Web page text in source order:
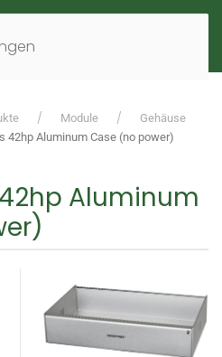
Module
Gehäuse
42hp Aluminum Case (no power)
Aluminum